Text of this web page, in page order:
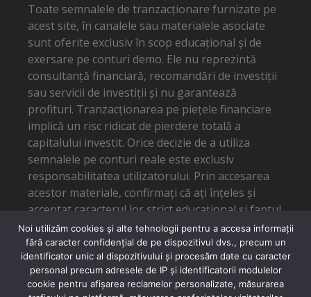
Toate semnalele de tranzacționare furnizate pe
acest site, în canalele sau materialele asociate
sunt oferite exclusiv în scop educațional și de
exersare pe conturi demo. Ele nu reprezintă
consultanță financiară, recomandări de investiții
sau servicii de investiții și nu garantează
profituri. Tranzacționarea pe piețele financiare
implică un risc ridicat de pierdere totală a
capitalului investit. Orice decizie de a utiliza
semnalele pe conturi reale este exclusiv
responsabilitatea utilizatorului. Prin accesarea
acestor materiale, confirmați că ați înțeles și
acceptat caracterul lor strict educațional și faptul
că autorul nu poate fi tras la răspundere pentru
eventuale pierderi financiare.
Noi utilizăm cookies și alte tehnologii pentru a accesa informații
fără caracter confidențial de pe dispozitivul dvs., precum un
identificator unic al dispozitivului și procesăm date cu caracter
personal precum adresele de IP și identificatorii modulelor
cookie pentru afișarea reclamelor personalizate, măsurarea